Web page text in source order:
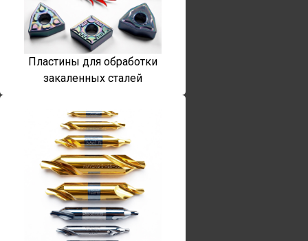
Пластины для обработки
закаленных сталей